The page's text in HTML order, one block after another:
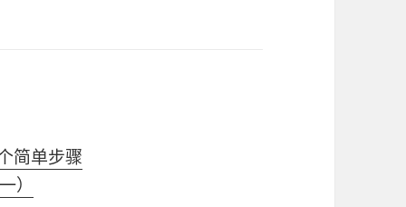
简单步骤
）